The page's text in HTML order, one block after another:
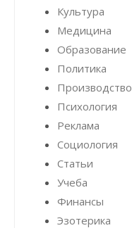
Культура
Медицина
Образование
Политика
Производство
Психология
Реклама
Социология
Статьи
Учеба
Финансы
Эзотерика